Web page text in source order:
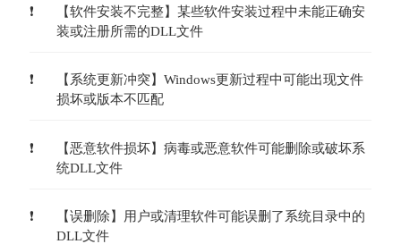
【软件安装不完整】某些软件安装过程中未能正确安
装或注册所需的DLL文件
【系统更新冲突】Windows更新过程中可能出现文件
损坏或版本不匹配
【恶意软件损坏】病毒或恶意软件可能删除或破坏系
统DLL文件
【误删除】用户或清理软件可能误删了系统目录中的
DLL文件